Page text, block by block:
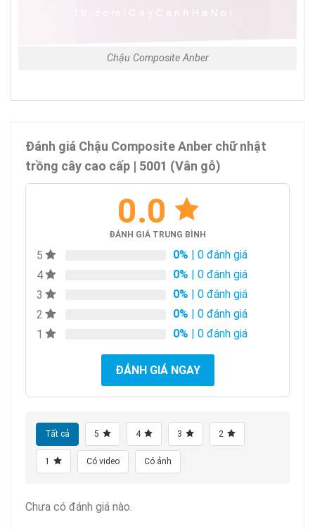
Chậu Composite Anber
Đánh giá Chậu Composite Anber chữ nhật
trồng cây cao cấp | 5001 (Vân gỗ)
0.0
ĐÁNH GIÁ TRUNG BÌNH
5 0% | 0 đánh giá
4
0% | 0 đánh giá
3
0% | 0 đánh giá
2
0% | 0 đánh giá
1
0% | 0 đánh giá
ĐÁNH GIÁ NGAY
Tất cả 5 4 3 2
1 Có video Có ảnh
Chưa có đánh giá nào.